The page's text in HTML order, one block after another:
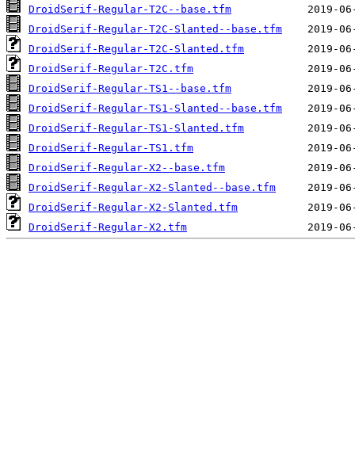
DroidSerif-Regular-T2C--base.tfm
DroidSerif-Regular-T2C-Slanted--base.tfm
DroidSerif-Regular-T2C-Slanted.tfm
DroidSerif-Regular-T2C.tfm
DroidSerif-Regular-TS1--base.tfm
DroidSerif-Regular-TS1-Slanted--base.tfm
DroidSerif-Regular-TS1-Slanted.tfm
DroidSerif-Regular-TS1.tfm
DroidSerif-Regular-X2--base.tfm
DroidSerif-Regular-X2-Slanted--base.tfm
DroidSerif-Regular-X2-Slanted.tfm
DroidSerif-Regular-X2.tfm